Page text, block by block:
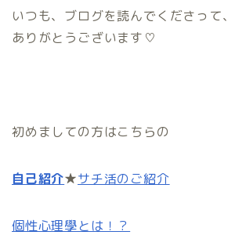
いつも、ブログを読んでくださって、
ありがとうございます♡
初めましての方はこちらの
自己紹介★サチ活のご紹介
個性心理學とは！？